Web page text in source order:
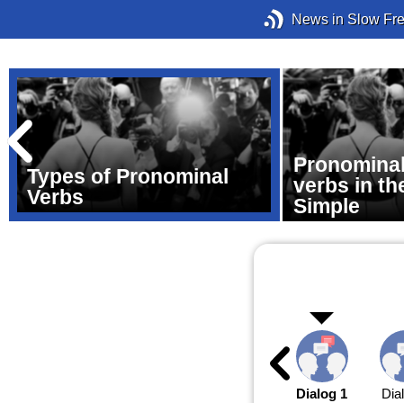
News in Slow
Types of Pronominal
Verbs
verbs in
Simple
Dialog 1